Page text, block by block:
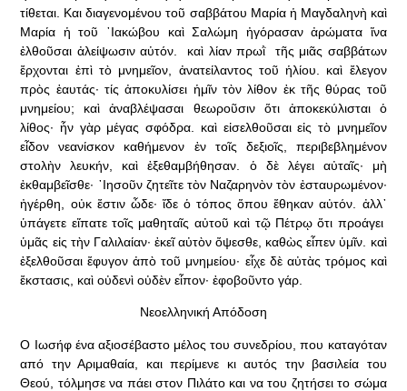
τίθεται. Και διαγενομένου τοῦ σαββάτου Μαρία ἡ Μαγδαληνὴ καὶ
Μαρία ἡ τοῦ ᾿Ιακώβου καὶ Σαλώμη ἠγόρασαν ἀρώματα ἵνα
ἐλθοῦσαι ἀλείψωσιν αὐτόν. καὶ λίαν πρωῒ τῆς μιᾶς σαββάτων
ἔρχονται ἐπὶ τὸ μνημεῖον, ἀνατείλαντος τοῦ ἡλίου. καὶ ἔλεγον
πρὸς ἑαυτάς· τίς ἀποκυλίσει ἡμῖν τὸν λίθον ἐκ τῆς θύρας τοῦ
μνημείου; καὶ ἀναβλέψασαι θεωροῦσιν ὅτι ἀποκεκύλισται ὁ
λίθος· ἦν γὰρ μέγας σφόδρα. καὶ εἰσελθοῦσαι εἰς τὸ μνημεῖον
εἶδον νεανίσκον καθήμενον ἐν τοῖς δεξιοῖς, περιβεβλημένον
στολὴν λευκήν, καὶ ἐξεθαμβήθησαν. ὁ δὲ λέγει αὐταῖς· μὴ
ἐκθαμβεῖσθε· ᾿Ιησοῦν ζητεῖτε τὸν Ναζαρηνὸν τὸν ἐσταυρωμένον·
ἠγέρθη, οὐκ ἔστιν ὧδε· ἴδε ὁ τόπος ὅπου ἔθηκαν αὐτόν. ἀλλ᾿
ὑπάγετε εἴπατε τοῖς μαθηταῖς αὐτοῦ καὶ τῷ Πέτρῳ ὅτι προάγει
ὑμᾶς εἰς τὴν Γαλιλαίαν· ἐκεῖ αὐτὸν ὄψεσθε, καθὼς εἶπεν ὑμῖν. καὶ
ἐξελθοῦσαι ἔφυγον ἀπὸ τοῦ μνημείου· εἶχε δὲ αὐτὰς τρόμος καὶ
ἔκστασις, καὶ οὐδενὶ οὐδὲν εἶπον· ἐφοβοῦντο γάρ.
Νεοελληνική Απόδοση
Ο Ιωσήφ ένα αξιοσέβαστο μέλος του συνεδρίου, που καταγόταν
από την Αριμαθαία, και περίμενε κι αυτός την βασιλεία του
Θεού, τόλμησε να πάει στον Πιλάτο και να του ζητήσει το σώμα